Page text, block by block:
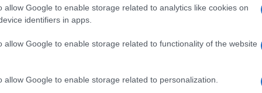
allow Google to enable storage related to analytics like cookies on
identifiers in apps.
allow Google to enable storage related to functionality of the website
allow Google to enable storage related to personalization.
si tratta diStripchat, una società
con la quale si starebbe chiudendo
. Stripchat ha presentato una proposta che
i recenti problemi finanziari. Infatti, la
dell’Inter – è in crisi nera, tanto che